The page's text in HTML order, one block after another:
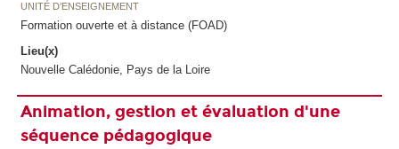
UNITÉ D’ENSEIGNEMENT
Formation ouverte et à distance (FOAD)
Lieu(x)
Nouvelle Calédonie, Pays de la Loire
Animation, gestion et évaluation d'une
séquence pédagogique